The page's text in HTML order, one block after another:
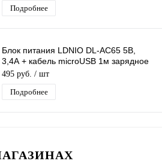
Подробнее
Блок питания LDNIO DL-AC65 5В,
3,4А + кабель microUSB 1м зарядное
устройство с 3 USB портами, белый
495 руб. / шт
Подробнее